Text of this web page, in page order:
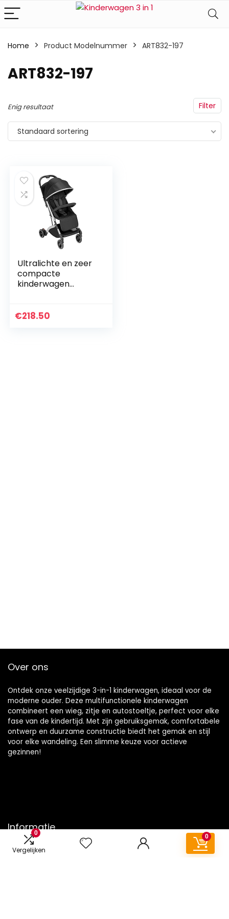
0
Vergelijken
0
Home Product Modelnummer ‎ART832-197
‎ART832-197
Filter
Enig resultaat
Standaard sortering
Ultralichte en zeer
compacte
kinderwagen
kind, 197/zwart
€218.50
Over ons
Ontdek onze veelzijdige 3-in-1 kinderwagen, ideaal voor de
moderne ouder. Deze multifunctionele kinderwagen
combineert een wieg, zitje en autostoeltje, perfect voor elke
fase van de kindertijd. Met zijn gebruiksgemak, comfortabele
ontwerp en duurzame constructie biedt het gemak en stijl
voor elke wandeling. Een slimme keuze voor actieve
gezinnen!
Informatie
Contact